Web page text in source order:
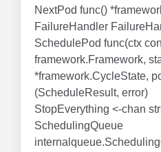
NextPod func()
FailureHandler
SchedulePod func(ctx
framework.Framework,
*framework.CycleState,
(ScheduleResult, error)
StopEverything <-chan
SchedulingQueue